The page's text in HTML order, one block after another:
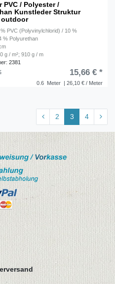
PVC / Polyester /
Kunstleder Struktur
outdoor
PVC (Polyvinylchlorid) / 10 %
% Polyurethan
g / m²; 910 g / m
2381
0.6 Meter | 26,10 € / Meter
15,66 € *
2 3 4